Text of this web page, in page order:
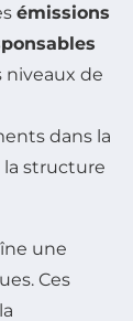
émissions
niveaux de
dans la
la structure
une
Ces